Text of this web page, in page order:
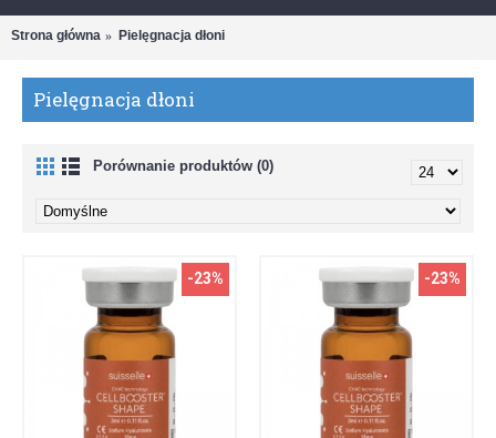
Strona główna Pielęgnacja dłoni
Pielęgnacja dłoni
Porównanie produktów (0)
-23% -23%